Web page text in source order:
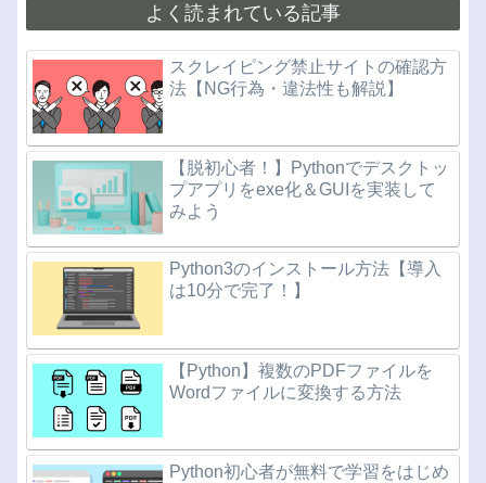
よく読まれている記事
スクレイピング禁止サイトの確認方
法【NG行為・違法性も解説】
【脱初心者！】Pythonでデスクトッ
プアプリをexe化＆GUIを実装して
みよう
Python3のインストール方法【導入
は10分で完了！】
【Python】複数のPDFファイルを
Wordファイルに変換する方法
Python初心者が無料で学習をはじめ